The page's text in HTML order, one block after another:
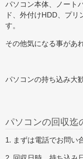
パソコン本体、ノート
ド、外付けHDD、プリ
す。
その他気になる事があ
パソコンの持ち込み大
パソコンの回収迄
1. まずは電話でお問い